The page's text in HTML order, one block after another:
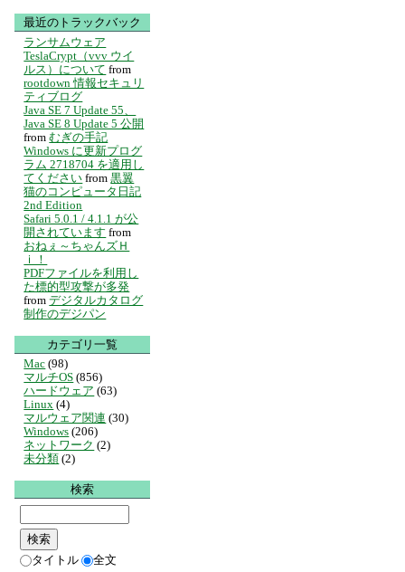
最近のトラックバック
ランサムウェア
TeslaCrypt（vvv ウイ
ルス）について from
rootdown 情報セキュリ
ティブログ
Java SE 7 Update 55、
Java SE 8 Update 5 公開
from むぎの手記
Windows に更新プログ
ラム 2718704 を適用し
てください from 黒翼
猫のコンピュータ日記
2nd Edition
Safari 5.0.1 / 4.1.1 が公
開されています from
おねぇ～ちゃんズＨ
ｉ！
PDFファイルを利用し
た標的型攻撃が多発
from デジタルカタログ
制作のデジパン
カテゴリ一覧
Mac (98)
マルチOS (856)
ハードウェア (63)
Linux (4)
マルウェア関連 (30)
Windows (206)
ネットワーク (2)
未分類 (2)
検索
タイトル 全文